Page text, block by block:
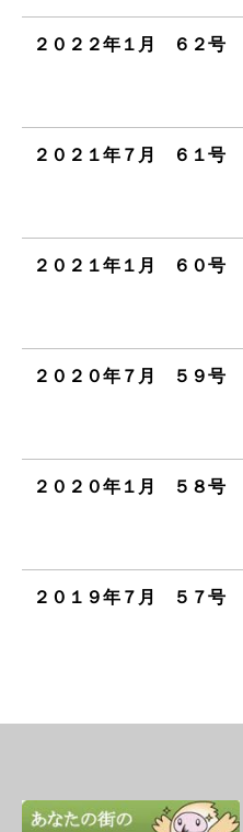
２０２２年１月 ６２号
２０２１年７月 ６１号
２０２１年１月 ６０号
２０２０年７月 ５９号
２０２０年１月 ５８号
２０１９年７月 ５７号